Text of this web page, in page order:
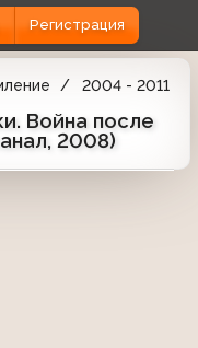
Регистрация
2004 - 2011
Война после
2008)